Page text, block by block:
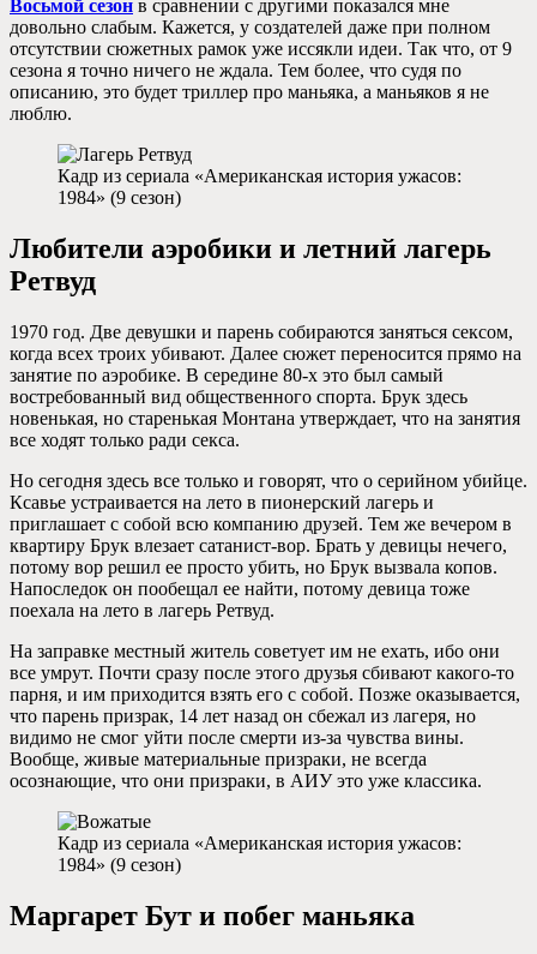
Восьмой сезон в сравнении с другими показался мне
довольно слабым. Кажется, у создателей даже при полном
отсутствии сюжетных рамок уже иссякли идеи. Так что, от 9
сезона я точно ничего не ждала. Тем более, что судя по
описанию, это будет триллер про маньяка, а маньяков я не
люблю.
Кадр из сериала «Американская история ужасов:
1984» (9 сезон)
Любители аэробики и летний лагерь
Ретвуд
1970 год. Две девушки и парень собираются заняться сексом,
когда всех троих убивают. Далее сюжет переносится прямо на
занятие по аэробике. В середине 80-х это был самый
востребованный вид общественного спорта. Брук здесь
новенькая, но старенькая Монтана утверждает, что на занятия
все ходят только ради секса.
Но сегодня здесь все только и говорят, что о серийном убийце.
Ксавье устраивается на лето в пионерский лагерь и
приглашает с собой всю компанию друзей. Тем же вечером в
квартиру Брук влезает сатанист-вор. Брать у девицы нечего,
потому вор решил ее просто убить, но Брук вызвала копов.
Напоследок он пообещал ее найти, потому девица тоже
поехала на лето в лагерь Ретвуд.
На заправке местный житель советует им не ехать, ибо они
все умрут. Почти сразу после этого друзья сбивают какого-то
парня, и им приходится взять его с собой. Позже оказывается,
что парень призрак, 14 лет назад он сбежал из лагеря, но
видимо не смог уйти после смерти из-за чувства вины.
Вообще, живые материальные призраки, не всегда
осознающие, что они призраки, в АИУ это уже классика.
Кадр из сериала «Американская история ужасов:
1984» (9 сезон)
Маргарет Бут и побег маньяка